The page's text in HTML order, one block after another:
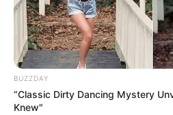
BUZZDAY
“Classic Dirty Dancing Mystery
Knew"